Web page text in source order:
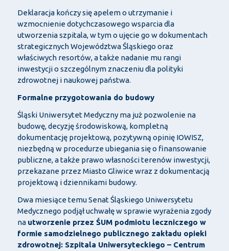
Deklaracja kończy się apelem o utrzymanie i
wzmocnienie dotychczasowego wsparcia dla
utworzenia szpitala, w tym o ujęcie go w dokumentach
strategicznych WojewództwaŚląskiego oraz
właściwych resortów, a także nadanie mu rangi
inwestycji o szczególnym znaczeniu dla polityki
zdrowotnej i naukowej państwa.
Formalne przygotowania do budowy
Śląski Uniwersytet Medyczny ma już pozwolenie na
budowę, decyzję środowiskową, kompletną
dokumentację projektową, pozytywną opinię IOWISZ,
niezbędną w procedurze ubiegania się o finansowanie
publiczne, a także prawo własności terenów inwestycji,
przekazane przez Miasto Gliwice wraz z dokumentacją
projektową i dziennikami budowy.
Dwa miesiące temu Senat Śląskiego Uniwersytetu
Medycznego podjął uchwałę w sprawie wyrażenia zgody
na utworzenie przez ŚUM podmiotu leczniczego w
formie samodzielnego publicznego zakładu opieki
zdrowotnej: Szpitala Uniwersyteckiego – Centrum